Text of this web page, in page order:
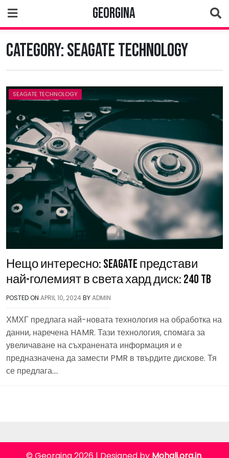
to
content
Georgina
Category:Seagate Technology
SEAGATE TECHNOLOGY
Нещо интересно: Seagate представи
най-големият в света хард диск: 240 TB
POSTED ON APRIL 10, 2024BYADMIN
ХМХГ предлага най-новата технология на обработка на
данни, наречена HAMR. Тази технология, спомага за
увеличаване на съхранената информация и е
предназначена да замести PMR в твърдите дискове. Тя
се предлага….